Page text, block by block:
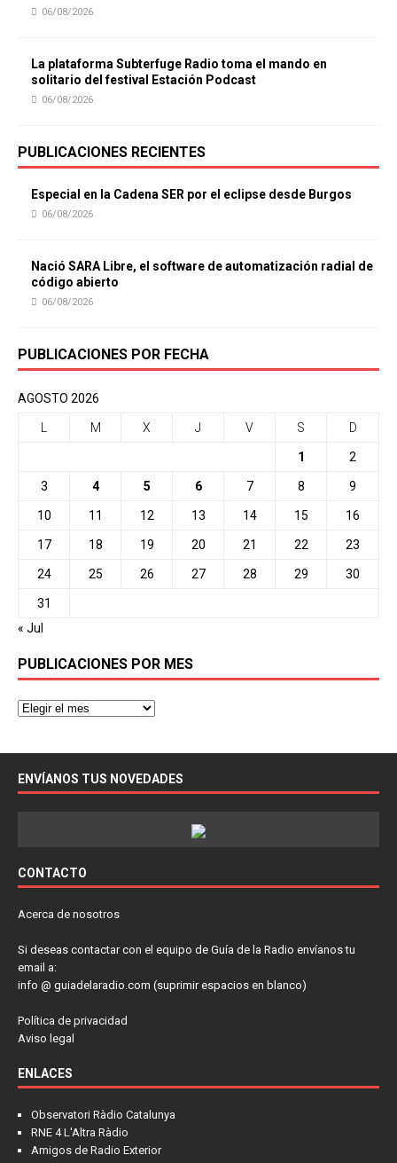
06/08/2026
La plataforma Subterfuge Radio toma el mando en
solitario del festival Estación Podcast
06/08/2026
PUBLICACIONES RECIENTES
Especial en la Cadena SER por el eclipse desde Burgos
06/08/2026
Nació SARA Libre, el software de automatización radial de
código abierto
06/08/2026
PUBLICACIONES POR FECHA
AGOSTO 2026
M X J V S D
1 2
3 4 5 6 7 8 9
10 11 12 13 14 15 16
17 18 19 20 21 22 23
24 25 26 27 28 29 30
31
« Jul
PUBLICACIONES POR MES
ENVÍANOS TUS NOVEDADES
CONTACTO
Acerca de nosotros
Si deseas contactar con el equipo de Guía de la Radio envíanos tu
email a:
info @ guiadelaradio.com (suprimir espacios en blanco)
Política de privacidad
Aviso legal
ENLACES
Observatori Ràdio Catalunya
RNE 4 L'Altra Ràdio
Amigos de Radio Exterior